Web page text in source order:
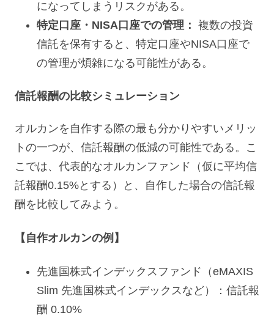
になってしまうリスクがある。
特定口座・NISA口座での管理： 複数の投資
信託を保有すると、特定口座やNISA口座で
の管理が煩雑になる可能性がある。
信託報酬の比較シミュレーション
オルカンを自作する際の最も分かりやすいメリッ
トの一つが、信託報酬の低減の可能性である。こ
こでは、代表的なオルカンファンド（仮に平均信
託報酬0.15%とする）と、自作した場合の信託報
酬を比較してみよう。
【自作オルカンの例】
先進国株式インデックスファンド（eMAXIS
Slim 先進国株式インデックスなど）：信託報
酬 0.10%